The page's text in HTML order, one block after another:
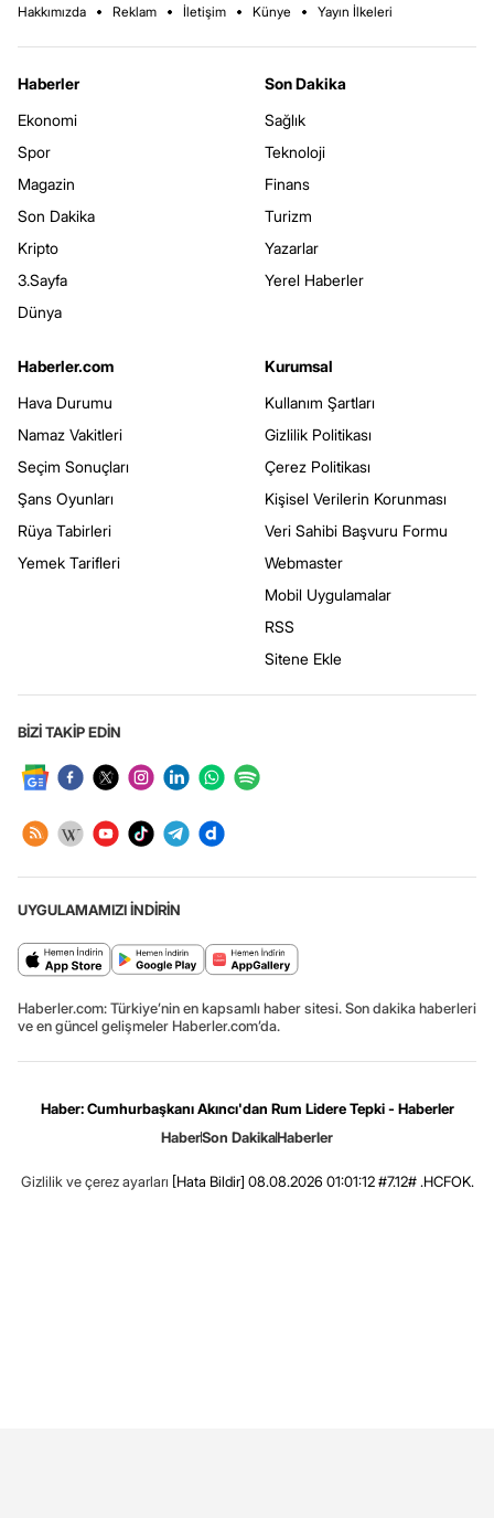
Hakkımızda Reklam İletişim Künye Yayın İlkeleri
Haberler
Ekonomi
Spor
Magazin
Son Dakika
Kripto
3.Sayfa
Dünya
Son Dakika
Sağlık
Teknoloji
Finans
Turizm
Yazarlar
Yerel Haberler
Haberler.com
Hava Durumu
Namaz Vakitleri
Seçim Sonuçları
Şans Oyunları
Rüya Tabirleri
Yemek Tarifleri
Kurumsal
Kullanım Şartları
Gizlilik Politikası
Çerez Politikası
Kişisel Verilerin Korunması
Veri Sahibi Başvuru Formu
Webmaster
Mobil Uygulamalar
RSS
Sitene Ekle
BİZİ TAKİP EDİN
UYGULAMAMIZI İNDİRİN
Haberler.com: Türkiye’nin en kapsamlı haber sitesi. Son dakika haberleri
ve en güncel gelişmeler Haberler.com’da.
Haber: Cumhurbaşkanı Akıncı'dan Rum Lidere Tepki - Haberler
HaberSon DakikaHaberler
Gizlilik ve çerez ayarları [Hata Bildir] 08.08.2026 01:01:12 #7.12# .HCFOK.